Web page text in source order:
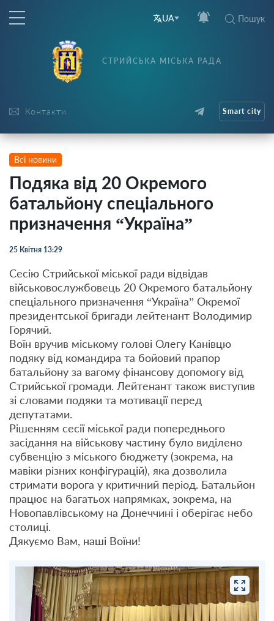
UA Пошук
Контакти
СТРИЙСЬКА МІСЬКА РАДА
Smart city
Всі новини
Подяка від 20 Окремого
батальйону спеціального
призначення “Україна”
25 Квітня 13:29
Сесію Стрийської міської ради відвідав
військовослужбовець 20 Окремого батальйону
спеціального призначення “Україна” Окремої
президентської бригади лейтенант Володимир
Горячий.
Воїн вручив міському голові Олегу Канівцю
подяку від командира та бойовий прапор
батальйону за вагому фінансову допомогу від
Стрийської громади. Лейтенант також виступив
зі словами подяки та мотивації перед
депутатами.
Рішенням сесії міської ради попереднього
засідання на військову частину було виділено
субвенцію з міського бюджету (зокрема, на
мавіки різних конфігурацій), яка дозволила
стримати ворога у критичний період. Батальйон
працює на багатьох напрямках, зокрема, на
Новопавлівському на Донеччині і оберігає небо
столиці.
Дякуємо Вам, наші Воїни!